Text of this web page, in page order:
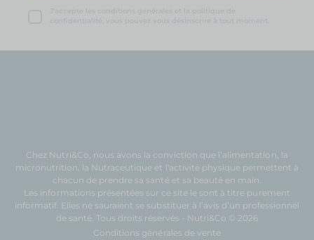
Chez Nutri&Co, nous avons la conviction que l’alimentation, la
micronutrition, la Nutraceutique et l'activité physiquepermettent à
chacun de prendre sa santéet sa beautéen main.
Les informations présentées sur ce site le sont à titre purement
informatif. Elles ne sauraient se substituer à l’avis d’un professionnel
de santé. Tous droits réservés - Nutri&Co © 2026
Conditions générales de vente